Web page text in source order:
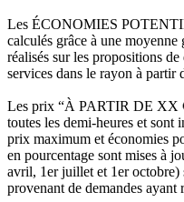
Les ÉCONOMIES
calculés grâce à une
réalisés sur les propositions
services dans le rayon à partir
Les prix “À PARTIR DE XX
toutes les demi-heures et sont
prix maximum et économies
en pourcentage sont mises à
avril, 1er juillet et 1er octobre)
provenant de demandes ayant